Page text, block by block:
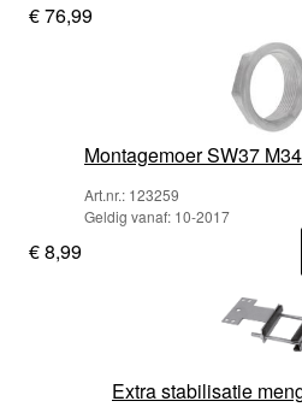
€ 76,99
Montagemoer SW37
Art.nr.: 123259
Geldig vanaf: 10-2017
€ 8,99
Extra stabilisatie